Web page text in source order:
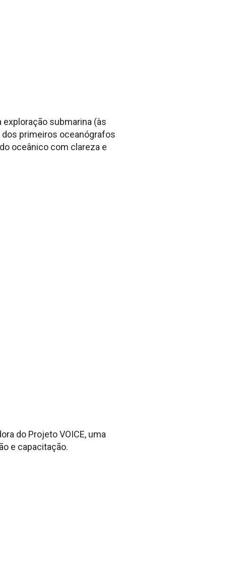
exploração submarina (às
primeiros oceanógrafos
oceânico com clareza e
do Projeto VOICE, uma
e capacitação.